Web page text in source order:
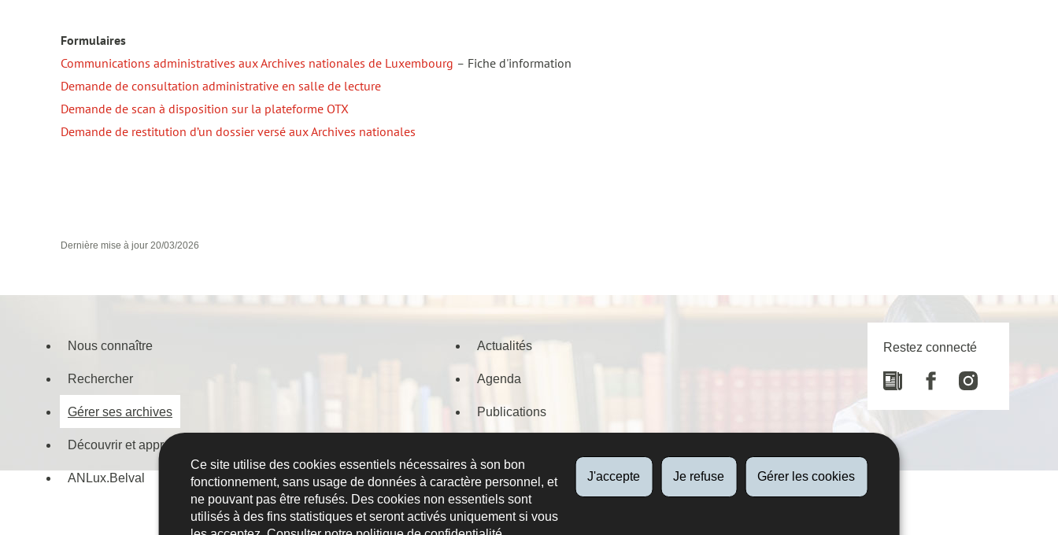
Ce site utilise des cookies essentiels nécessaires à son bon
fonctionnement, sans usage de données à caractère personnel, et
ne pouvant pas être refusés. Des cookies non essentiels sont
utilisés à des fins statistiques et seront activés uniquement si vous
J'accepte Je refuse Gérer les cookies
Formulaires
Communications administratives aux Archives nationales de Luxembourg – Fiche d'information
Demande de consultation administrative en salle de lecture
Demande de scan à disposition sur la plateforme OTX
Demande de restitution d’un dossier versé aux Archives nationales
Dernière mise à jour 20/03/2026
de
navigation
Nous connaître
Rechercher
Gérer ses archives
Découvrir et apprendre
ANLux.Belval
Actualités
Agenda
Publications
Restez connecté
NewspaperFacebookInstagram